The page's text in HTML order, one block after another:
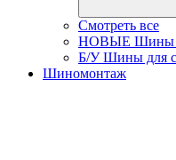
Смотреть все
НОВЫЕ Шины
Б/У Шины для
Шиномонтаж